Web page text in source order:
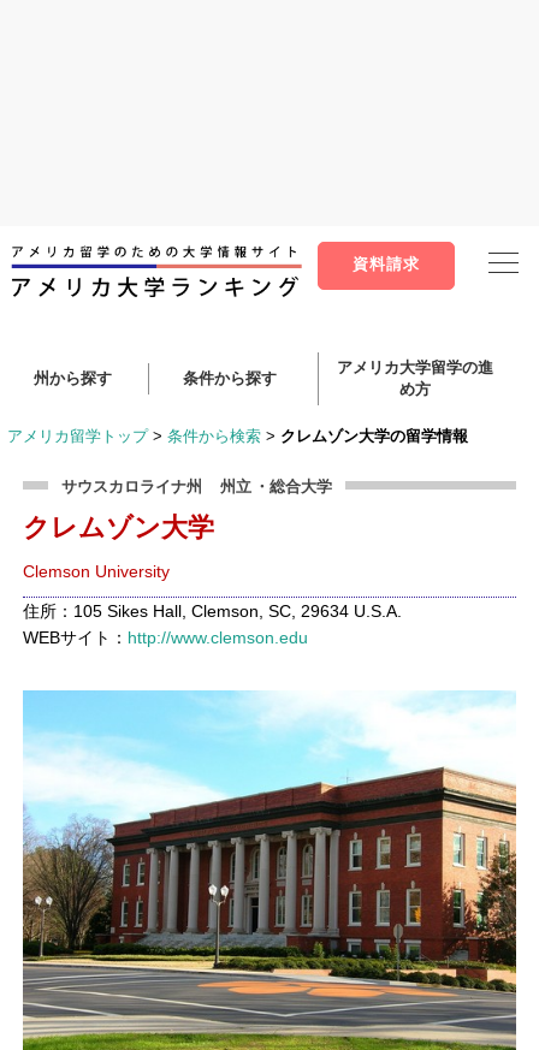
州から探す 条件から探す
アメリカ大学留学の進
め方
アメリカ留学トップ > 条件から検索 > クレムゾン大学の留学情報
サウスカロライナ州 州立 ・総合大学
クレムゾン大学
Clemson University
住所：105 Sikes Hall, Clemson, SC, 29634 U.S.A.
WEBサイト： http://www.clemson.edu